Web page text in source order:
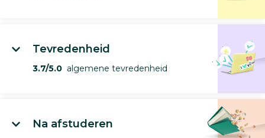
Tevredenheid
3.7/5.0 algemene tevredenheid
Na afstuderen